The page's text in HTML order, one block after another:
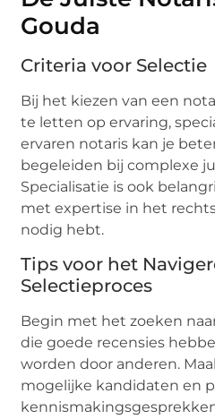
Gouda
Criteria voor Selectie
Bij het kiezen van een
te letten op ervaring,
ervaren notaris kan je
begeleiden bij complexe
Specialisatie is ook
met expertise in het
nodig hebt.
Tips voor het
Selectieproces
Begin met het zoeken
die goede recensies
worden door anderen.
mogelijke kandidaten en